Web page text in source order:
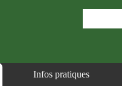
Infos pratiques